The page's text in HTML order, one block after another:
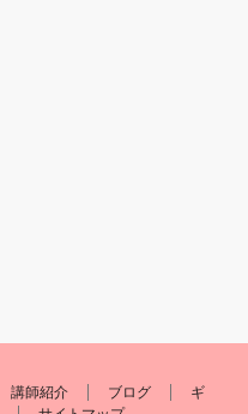
講師紹介 ブログ
ギ